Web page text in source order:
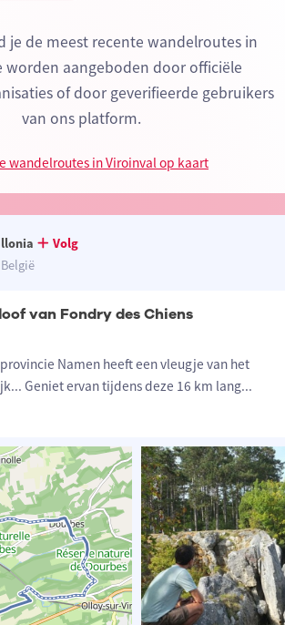
je de meest recente wandelroutes in
worden aangeboden door officiële
of door geverifieerde gebruikers
van ons platform.
wandelroutes in Viroinval op kaart
Volg
van Fondry des Chiens
Namen heeft een vleugje van het
Geniet ervan tijdens deze 16 km lang...